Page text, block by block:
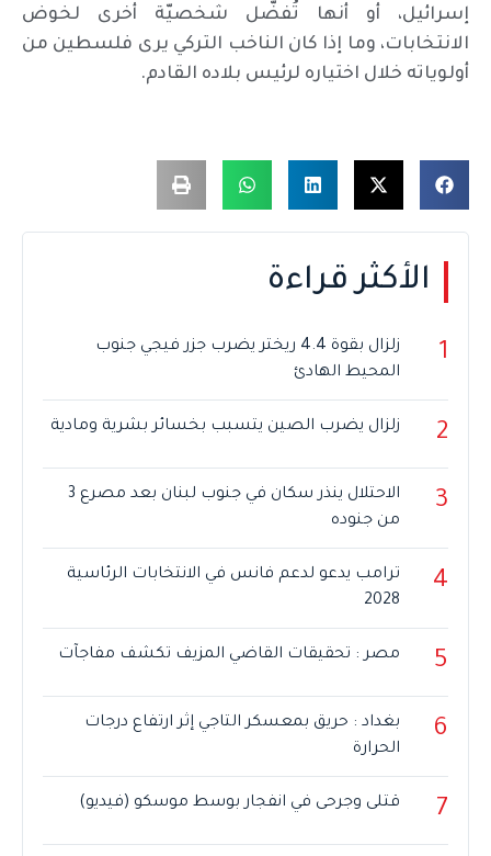
إسرائيل، أو أنها تُفضّل شخصيّة أخرى لخوض
الانتخابات، وما إذا كان الناخب التركي يرى فلسطين من
أولوياته خلال اختياره لرئيس بلاده القادم.
الأكثر قراءة
1
زلزال بقوة 4.4 ريختر يضرب جزر فيجي جنوب
المحيط الهادئ
2 زلزال يضرب الصين يتسبب بخسائر بشرية ومادية
3
الاحتلال ينذر سكان في جنوب لبنان بعد مصرع 3
من جنوده
4
ترامب يدعو لدعم فانس في الانتخابات الرئاسية
2028
5 مصر : تحقيقات القاضي المزيف تكشف مفاجآت
6
بغداد : حريق بمعسكر التاجي إثر ارتفاع درجات
الحرارة
7 قتلى وجرحى في انفجار بوسط موسكو (فيديو)